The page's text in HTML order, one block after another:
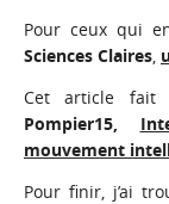
Pour ceux qui
Sciences Claires
Cet article fait
Pompier15,
mouvement
Pour finir, j’ai